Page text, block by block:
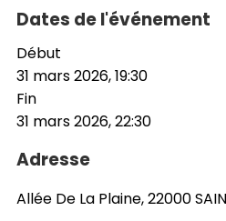
Dates de l'événement
Début
31 mars 2026, 19:30
Fin
31 mars 2026, 22:30
Adresse
Allée De La Plaine, 22000